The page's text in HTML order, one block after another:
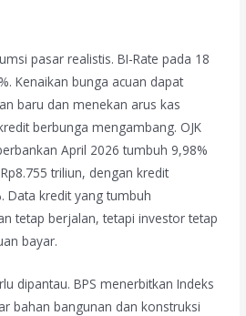
pasar realistis. BI-Rate pada 18
Kenaikan bunga acuan dapat
baru dan menekan arus kas
berbunga mengambang. OJK
April 2026 tumbuh 9,98%
triliun, dengan kredit
Data kredit yang tumbuh
tetap berjalan, tetapi investor tetap
bayar.
dipantau. BPS menerbitkan Indeks
bahan bangunan dan konstruksi